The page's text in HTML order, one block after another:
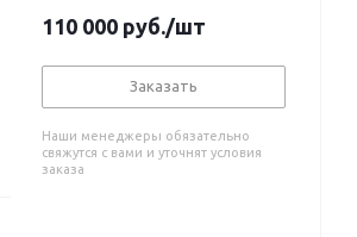
110 000 руб./шт
Заказать
Наши менеджеры обязательно
свяжутся с вами и уточнят условия
заказа